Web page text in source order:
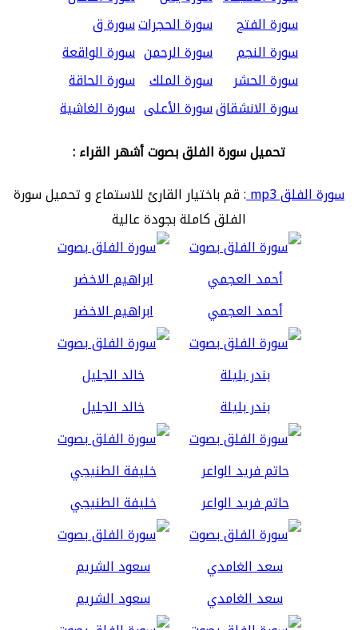
سورة الفتح
سورة الحجراتسورة ق
سورة النجم
سورة الرحمن سورة الواقعة
سورة الحشر
سورة الملك سورة الحاقة
سورة الانشقاقسورة الأعلى سورة الغاشية
تحميل سورة الفلق بصوت أشهر القراء :
سورة الفلق mp3
: قم باختيار القارئ للاستماع و تحميل سورة
الفلق كاملة بجودة عالية
أحمد العجمي ابراهيم الاخضر
بندر بليلة خالد الجليل
حاتم فريد الواعر خليفة الطنيجي
سعد الغامدي سعود الشريم